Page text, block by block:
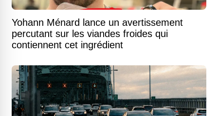
Yohann Ménard lance un avertissement
percutant sur les viandes froides qui
contiennent cet ingrédient